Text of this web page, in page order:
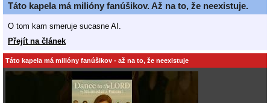
Táto kapela má milióny fanúšikov. Až na to, že neexistuje.
O tom kam smeruje sucasne AI.
Přejít na článek
Táto kapela má milióny fanúšikov - až na to, že neexistuje